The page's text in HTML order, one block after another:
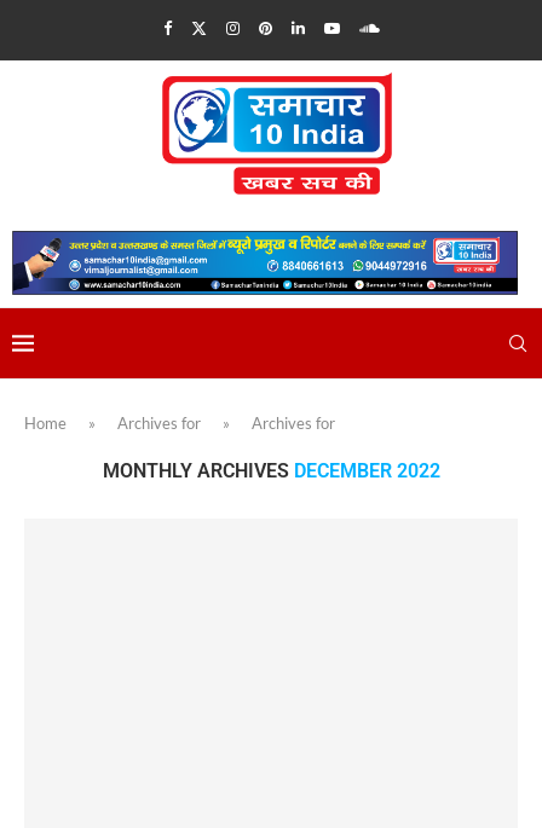
Home » Archives for » Archives for
MONTHLY ARCHIVES DECEMBER 2022